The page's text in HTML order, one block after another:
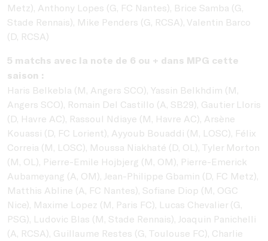
Metz), Anthony Lopes (G, FC Nantes), Brice Samba (G,
Stade Rennais), Mike Penders (G, RCSA), Valentin Barco
(D, RCSA)
5 matchs avec la note de 6 ou + dans MPG cette
saison :
Haris Belkebla (M, Angers SCO), Yassin Belkhdim (M,
Angers SCO), Romain Del Castillo (A, SB29), Gautier Lloris
(D, Havre AC), Rassoul Ndiaye (M, Havre AC), Arsène
Kouassi (D, FC Lorient), Ayyoub Bouaddi (M, LOSC), Félix
Correia (M, LOSC), Moussa Niakhaté (D, OL), Tyler Morton
(M, OL), Pierre-Emile Hojbjerg (M, OM), Pierre-Emerick
Aubameyang (A, OM), Jean-Philippe Gbamin (D, FC Metz),
Matthis Abline (A, FC Nantes), Sofiane Diop (M, OGC
Nice), Maxime Lopez (M, Paris FC), Lucas Chevalier (G,
PSG), Ludovic Blas (M, Stade Rennais), Joaquin Panichelli
(A, RCSA), Guillaume Restes (G, Toulouse FC), Charlie